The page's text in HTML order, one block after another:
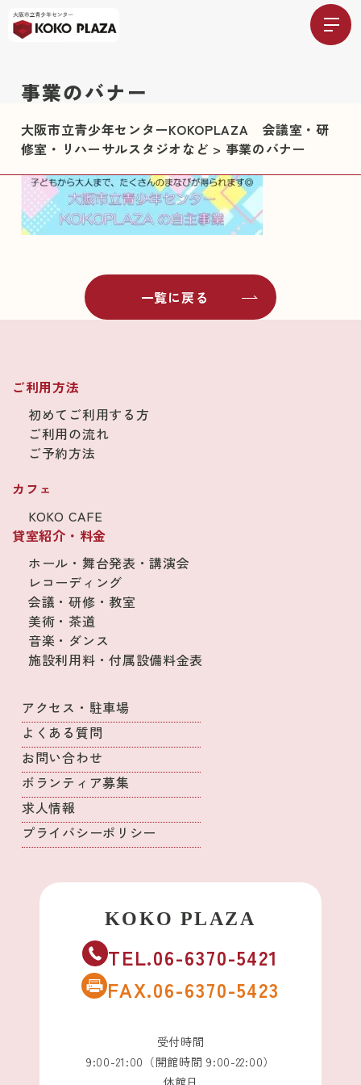
事業のバナー
大阪市立青少年センターKOKOPLAZA 会議室・研
修室・リハーサルスタジオなど > 事業のバナー
一覧に戻る
ご利用方法
初めてご利用する方
ご利用の流れ
ご予約方法
カフェ
KOKO CAFE
貸室紹介・料金
ホール・舞台発表・講演会
レコーディング
会議・研修・教室
美術・茶道
音楽・ダンス
施設利用料・付属設備料金表
アクセス・駐車場
よくある質問
お問い合わせ
ボランティア募集
求人情報
プライバシーポリシー
TEL.06-6370-5421
FAX.06-6370-5423
受付時間
9:00-21:00（開館時間 9:00-22:00）
休館日